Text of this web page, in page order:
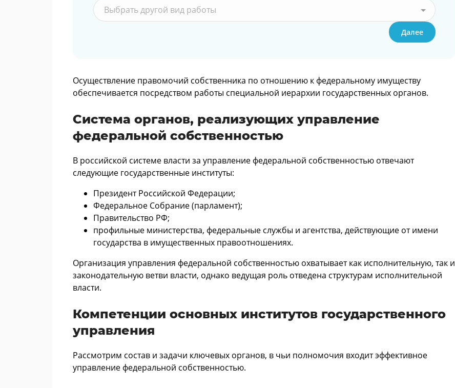
Выбрать другой вид работы
Далее
Осуществление правомочий собственника по отношению к федеральному имуществу
обеспечивается посредством работы специальной иерархии государственных органов.
Система органов, реализующих управление
федеральной собственностью
В российской системе власти за управление федеральной собственностью отвечают
следующие государственные институты:
Президент Российской Федерации;
Федеральное Собрание (парламент);
Правительство РФ;
профильные министерства, федеральные службы и агентства, действующие от имени
государства в имущественных правоотношениях.
Организация управления федеральной собственностью охватывает как исполнительную, так и
законодательную ветви власти, однако ведущая роль отведена структурам исполнительной
власти.
Компетенции основных институтов государственного
управления
Рассмотрим состав и задачи ключевых органов, в чьи полномочия входит эффективное
управление федеральной собственностью.